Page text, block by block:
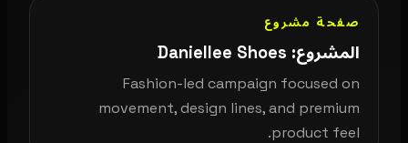
صفحة مشروع
المشروع: Daniellee Shoes
Fashion-led campaign focused on
movement, design lines, and premium
product feel.